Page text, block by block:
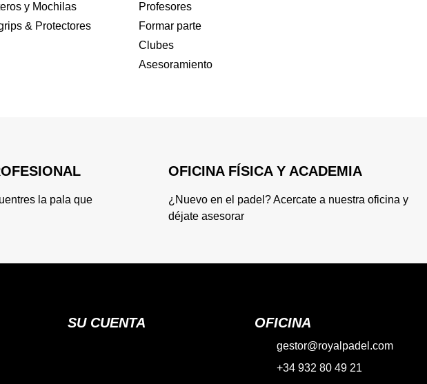
y Mochilas
& Protectores
Profesores
Formar parte
Clubes
Asesoramiento
la pala que
OFICINA FÍSICA Y ACADEMIA
¿Nuevo en el padel? Acercate a nuestra oficina y
déjate asesorar
SU CUENTA OFICINA
gestor@royalpadel.com
+34 932 80 49 21